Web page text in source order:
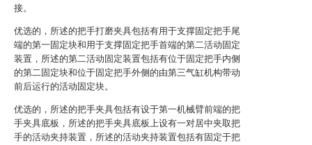
接。
优选的，所述的把手打磨夹具包括有用于支撑固定把手尾
端的第一固定块和用于支撑固定把手首端的第二活动固定
装置，所述的第二活动固定装置包括有位于固定把手内侧
的第二固定块和位于固定把手外侧的由第三气缸机构带动
前后运行的活动固定块。
优选的，所述的把手夹具包括有设于第一机械臂前端的把
手夹具底板，所述的把手夹具底板上设有一对居中夹取把
手的活动夹持装置，所述的活动夹持装置包括有固定于把